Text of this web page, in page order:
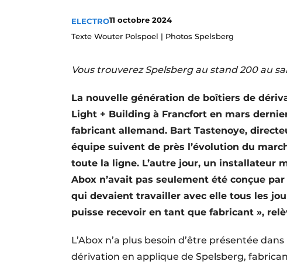
S’inscrire
Video’s
ELECTRO11 octobre 2024
Texte Wouter Polspoel | Photos Spelsberg
Vous trouverez Spelsberg au stand 200 au
La nouvelle génération de boîtiers de
Light + Building à Francfort en mars
fabricant allemand. Bart Tastenoye,
équipe suivent de près l’évolution du
toute la ligne. L’autre jour, un installateur
Abox n’avait pas seulement été conçue
qui devaient travailler avec elle tous les
puisse recevoir en tant que fabricant »,
L’Abox n’a plus besoin d’être présentée
dérivation en applique de Spelsberg,